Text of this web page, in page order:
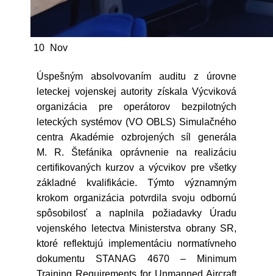
10 Nov
Úspešným absolvovaním auditu z úrovne
leteckej vojenskej autority získala Výcviková
organizácia pre operátorov bezpilotných
leteckých systémov (VO OBLS) Simulačného
centra Akadémie ozbrojených síl generála
M. R. Štefánika oprávnenie na realizáciu
certifikovaných kurzov a výcvikov pre všetky
základné kvalifikácie. Týmto významným
krokom organizácia potvrdila svoju odbornú
spôsobilosť a naplnila požiadavky Úradu
vojenského letectva Ministerstva obrany SR,
ktoré reflektujú implementáciu normatívneho
dokumentu STANAG 4670 – Minimum